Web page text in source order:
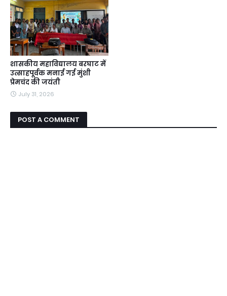
शासकीय महाविद्यालय बरघाट में
उत्साहपूर्वक मनाई गई मुंशी
प्रेमचंद की जयंती
July 31, 2026
POST A COMMENT